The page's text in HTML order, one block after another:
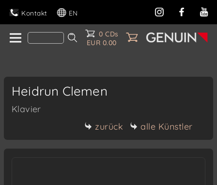
Kontakt EN
0 CDs
EUR 0.00
Heidrun Clemen
Klavier
zurück
alle Künstler